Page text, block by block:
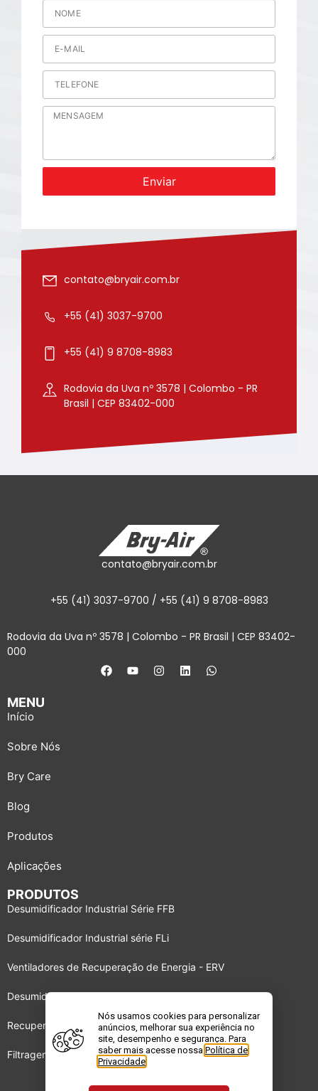
Enviar
contato@bryair.com.br
+55 (41) 3037-9700
+55 (41) 9 8708-8983
Rodovia da Uva nº 3578 | Colombo - PR
Brasil | CEP 83402-000
contato@bryair.com.br
+55 (41) 3037-9700 / +55 (41) 9 8708-8983
Rodovia da Uva nº 3578 | Colombo - PR Brasil | CEP 83402-
000
Início
Sobre Nós
Bry Care
Blog
Produtos
Aplicações
MENU
PRODUTOS
Desumidificador Industrial Série FFB
Desumidificador Industrial série FLi
Ventiladores de Recuperação de Energia - ERV
Desumidificador Industrial série BBS
Recuperadores de energia DRI
Filtragem de Gases e Odores – GPF
Nós usamos cookies para personalizar
anúncios, melhorar sua experiência no
site, desempenho e segurança. Para
saber mais acesse nossa Política de
Privacidade